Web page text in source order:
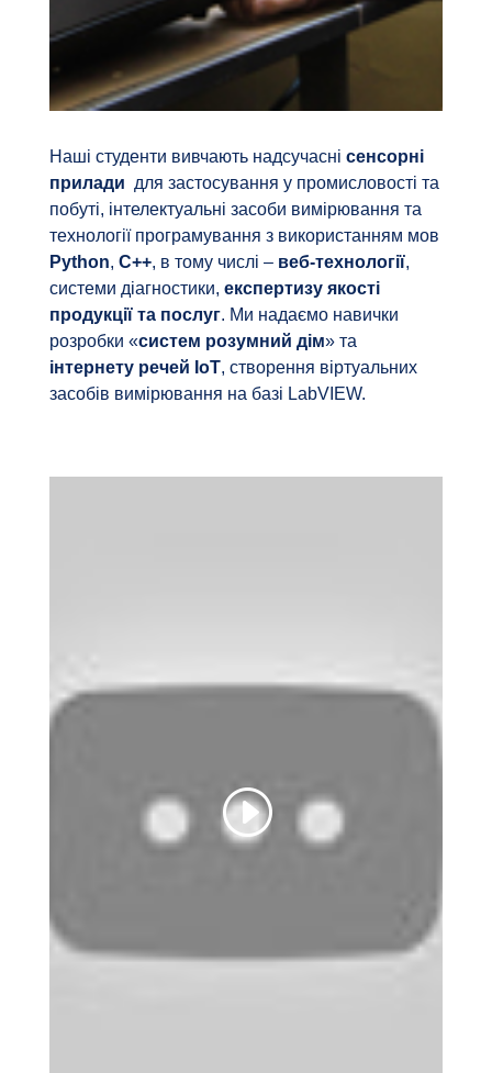
Наші студенти вивчають надсучасні сенсорні
прилади для застосування у промисловості та
побуті, інтелектуальні засоби вимірювання та
технології програмування з використанням мов
Python, C++, в тому числі – веб-технології,
системи діагностики, експертизу якості
продукції та послуг. Ми надаємо навички
розробки «систем розумний дім» та
інтернету речей IoT, створення віртуальних
засобів вимірювання на базі LabVIEW.